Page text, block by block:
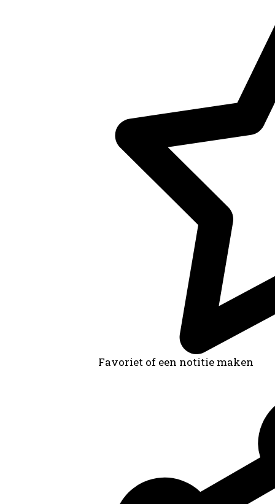
Favoriet of een notitie maken